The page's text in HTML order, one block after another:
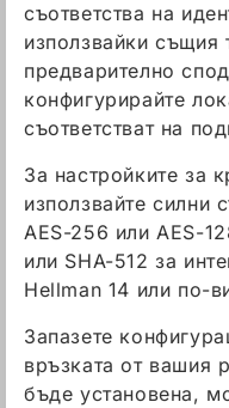
съответства на
използвайки същия
предварително
конфигурирайте
съответстват на
За настройките за
използвайте силни
AES-256 или AES-
или SHA-512 за
Hellman 14 или по-
Запазете
връзката от вашия
бъде установена,